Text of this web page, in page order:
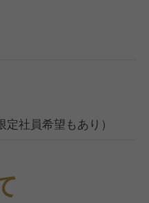
社員希望もあり）